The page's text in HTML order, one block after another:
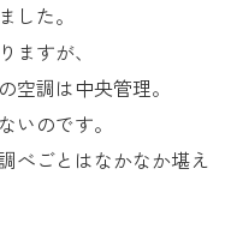
した。
ますが、
空調は中央管理。
いのです。
べごとはなかなか堪え